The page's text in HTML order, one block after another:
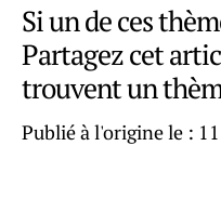
Si un de ces
Partagez cet
trouvent un
Publié à l'origine le :